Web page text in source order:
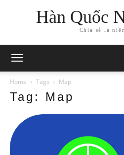
Hàn Quốc
Chia sẻ là
Home Tags Map
Tag: Map